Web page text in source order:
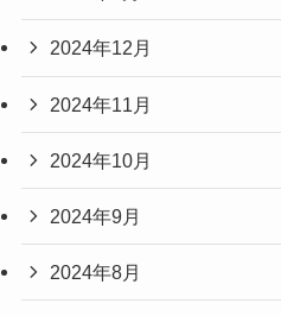
2024年12月
2024年11月
2024年10月
2024年9月
2024年8月